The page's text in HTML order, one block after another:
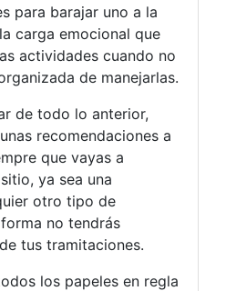
para barajar uno a la
carga emocional que
actividades cuando no
de manejarlas.
de todo lo anterior,
recomendaciones a
que vayas a
ya sea una
otro tipo de
no tendrás
tus tramitaciones.
los papeles en regla